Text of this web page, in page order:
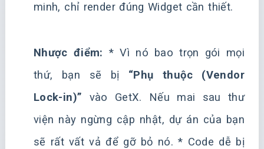
minh, chỉ render đúng Widget cần thiết.
Nhược điểm: * Vì nó bao trọn gói mọi
thứ, bạn sẽ bị “Phụ thuộc (Vendor
Lock-in)” vào GetX. Nếu mai sau thư
viện này ngừng cập nhật, dự án của bạn
sẽ rất vất vả để gỡ bỏ nó. * Code dễ bị